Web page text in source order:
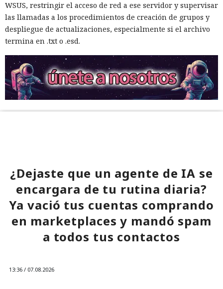
WSUS, restringir el acceso de red a ese servidor y supervisar
las llamadas a los procedimientos de creación de grupos y
despliegue de actualizaciones, especialmente si el archivo
termina en .txt o .esd.
¿Dejaste que un agente de IA se
encargara de tu rutina diaria?
Ya vació tus cuentas comprando
en marketplaces y mandó spam
a todos tus contactos
13:36 / 07.08.2026